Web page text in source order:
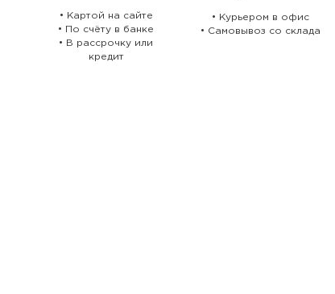
• Картой на сайте
• По счёту в банке
• В рассрочку или
кредит
• Курьером в офис
• Самовывоз со склада